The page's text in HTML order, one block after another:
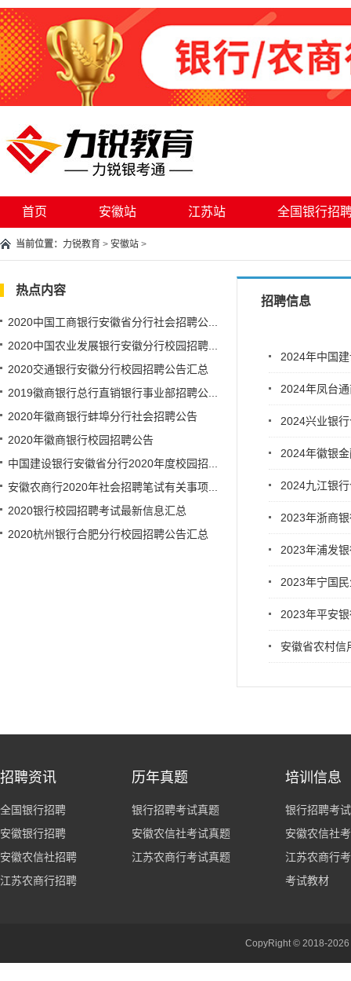
首页 安徽站 江苏站 全国银行招
当前位置： 力锐教育 > 安徽站 >
热点内容
2020中国工商银行安徽省分行社会招聘公...
2020中国农业发展银行安徽分行校园招聘...
2020交通银行安徽分行校园招聘公告汇总
2019徽商银行总行直销银行事业部招聘公...
2020年徽商银行蚌埠分行社会招聘公告
2020年徽商银行校园招聘公告
中国建设银行安徽省分行2020年度校园招...
安徽农商行2020年社会招聘笔试有关事项...
2020银行校园招聘考试最新信息汇总
2020杭州银行合肥分行校园招聘公告汇总
招聘信息
2024年中国
2024年凤台
2024兴业银
2024年徽银
2024九江银
2023年浙商
2023年浦发
2023年宁国
2023年平安
安徽省农村信
招聘资讯
全国银行招聘
安徽银行招聘
安徽农信社招聘
江苏农商行招聘
历年真题
银行招聘考试真题
安徽农信社考试真题
江苏农商行考试真题
培训信息
银行招聘考
安徽农信社
江苏农商行
考试教材
CopyRight © 2018-